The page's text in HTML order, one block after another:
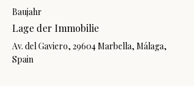
Baujahr
Lage der Immobilie
Av. del Gaviero, 29604 Marbella, Málaga,
Spain